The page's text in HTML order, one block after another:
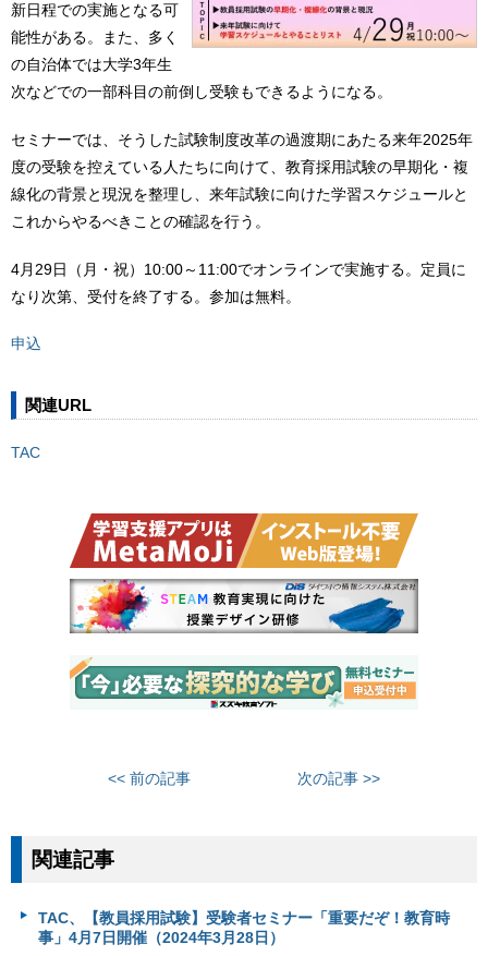
新日程での実施となる可
能性がある。また、多く
の自治体では大学3年生
次などでの一部科目の前倒し受験もできるようになる。
セミナーでは、そうした試験制度改革の過渡期にあたる来年2025年
度の受験を控えている人たちに向けて、教育採用試験の早期化・複
線化の背景と現況を整理し、来年試験に向けた学習スケジュールと
これからやるべきことの確認を行う。
4月29日（月・祝）10:00～11:00でオンラインで実施する。定員に
なり次第、受付を終了する。参加は無料。
申込
関連URL
TAC
<< 前の記事 次の記事 >>
関連記事
TAC、【教員採用試験】受験者セミナー「重要だぞ！教育時
事」4月7日開催（2024年3月28日）